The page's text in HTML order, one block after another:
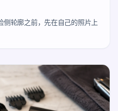
侧轮廓之前，先在自己的照片上